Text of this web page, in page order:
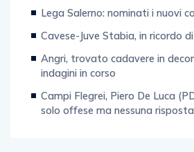
Lega Salerno: nominati i nuovi
Cavese-Juve Stabia, in ricordo
Angri, trovato cadavere in
indagini in corso
Campi Flegrei, Piero De Luca
solo offese ma nessuna risposta